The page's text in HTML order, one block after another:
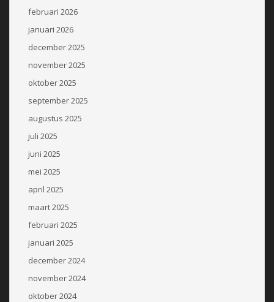
februari 2026
januari 2026
december 2025
november 2025
oktober 2025
september 2025
augustus 2025
juli 2025
juni 2025
mei 2025
april 2025
maart 2025
februari 2025
januari 2025
december 2024
november 2024
oktober 2024